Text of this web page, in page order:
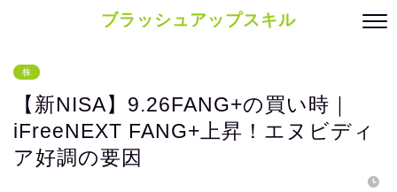
ブラッシュアップスキル
株
【新NISA】9.26FANG+の買い時｜
iFreeNEXT FANG+上昇！エヌビディ
ア好調の要因